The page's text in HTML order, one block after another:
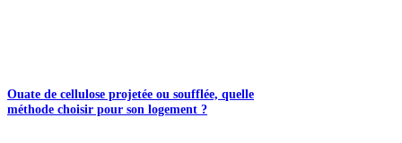
Ouate de cellulose projetée ou soufflée, quelle
méthode choisir pour son logement ?